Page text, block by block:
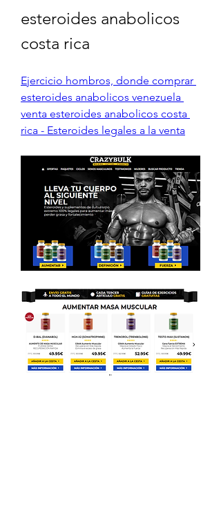
esteroides anabolicos
costa rica
Ejercicio hombros, donde comprar
esteroides anabolicos venezuela
venta esteroides anabolicos costa
rica - Esteroides legales a la venta